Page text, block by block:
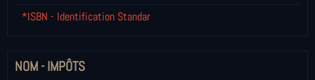
*ISBN - Identification Standar
NOM - IMPÔTS